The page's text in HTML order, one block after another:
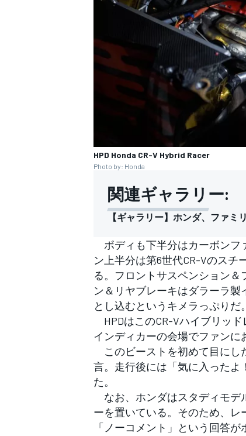
すべてのカテゴリー
HPD Honda CR-V Hybrid Racer
Photo by: Honda
関連ギャラリー:
【ギャラリー】ホンダ、ファミ
ボディも下半分はカーボンフ
ン上半分は第6世代CR-Vのス
る。フロントサスペンション＆
ン＆リヤブレーキはダラーラ
とし込むというキメラっぷりだ。
HPDはこのCR-Vハイブリッド
インディカーの会場でファンに
このビーストを初めて目にし
言。走行後には「気に入った
た。
なお、ホンダはスタディモデ
ーを置いている。そのため、
「ノーコメント」という回答が